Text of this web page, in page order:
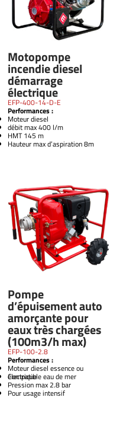
Motopompe
incendie diesel
démarrage
électrique
EFP-400-14-D-E
Performances :
Moteur diesel
débit max 400 l/m
HMT 145 m
Hauteur max d’aspiration 8m
Pompe
d’épuisement auto
amorçante pour
eaux très chargées
(100m3/h max)
EFP-100-2.8
Performances :
Moteur diesel essence ou
électrique
Compatible eau de mer
Pression max 2.8 bar
Pour usage intensif